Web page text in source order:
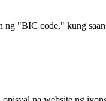
"BIC code," kung